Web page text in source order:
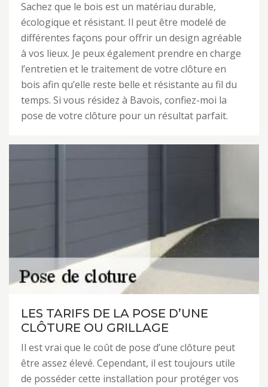
Sachez que le bois est un matériau durable,
écologique et résistant. Il peut être modelé de
différentes façons pour offrir un design agréable
à vos lieux. Je peux également prendre en charge
l’entretien et le traitement de votre clôture en
bois afin qu’elle reste belle et résistante au fil du
temps. Si vous résidez à Bavois, confiez-moi la
pose de votre clôture pour un résultat parfait.
LES TARIFS DE LA POSE D’UNE
CLÔTURE OU GRILLAGE
Il est vrai que le coût de pose d’une clôture peut
être assez élevé. Cependant, il est toujours utile
de posséder cette installation pour protéger vos